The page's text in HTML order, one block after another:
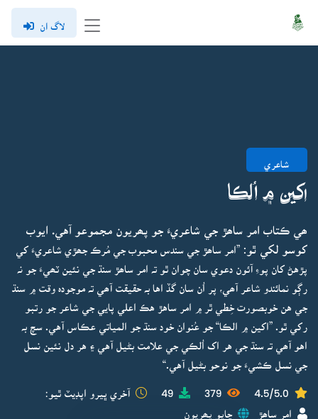
لاگ ان
شاعري
اکين ۾ اُلڪا
ھي ڪتاب امر ساھڙ جي شاعريءَ جو پھريون مجموعو آهي. ايوب
کوسو لکي ٿو: ”امر ساھڙ جي سندس محبوب جي مُرڪ جھڙي شاعريءَ کي
پڙهڻ کان پوءِ آئون دعوي سان چوان ٿو تہ امر ساھڙ سنڌ جي نئين ٽھيءَ جو نہ
رڳو نمائندو شاعر آھي، پر اُن سان گڏ اها بہ حقيقت آھي تہ موجودہ وقت ۾ سنڌ
جي هن خوبصورت خِطي ٿر ۾ امر ساهڙ هڪ اعلي پايي جي شاعر جو رتبو
رکي ٿو. ”اکين ۾ الڪا“ جو عُنوان خود سنڌ جو المياتي عڪاس آهي. سچ بہ
اهو آھي تہ سنڌ جي هر اک اُلڪي جي علامت بڻيل آهي ۽ هر دل نئين نسل
جي نسل ڪشيءَ جو نوحو بڻيل آهي.“
4.5/5.0
379
49 آخري ڀيرو اپڊيٽ ٿيو:
امر ساھڙ ڇاپو پھريون